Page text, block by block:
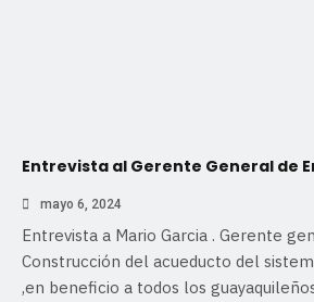
Entrevista al Gerente General de
mayo 6, 2024
Entrevista a Mario Garcia . Gerente
Construcción del acueducto del
,en beneficio a todos los